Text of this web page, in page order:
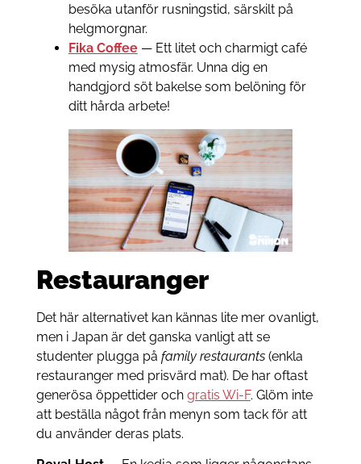
besöka utanför rusningstid, särskilt på
helgmorgnar.
Fika Coffee— Ett litet och charmigt café
med mysig atmosfär. Unna dig en
handgjord söt bakelse som belöning för
ditt hårda arbete!
Restauranger
Det här alternativet kan kännas lite mer ovanligt,
men i Japan är det ganska vanligt att se
studenter plugga på family restaurants(enkla
restauranger med prisvärd mat). De har oftast
generösa öppettider och gratis Wi-F. Glöm inte
att beställa något från menyn som tack för att
du använder deras plats.